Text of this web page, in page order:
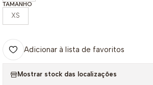
TAMANHO
XS
Adicionar à lista de favoritos
Mostrar stock das localizações